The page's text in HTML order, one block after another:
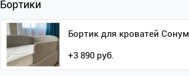
Бортики
Бортик для кроватей Сонум
+3 890 руб.